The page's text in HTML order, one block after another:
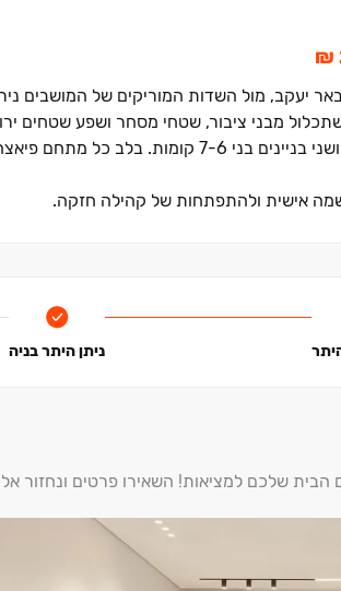
מבני ציבור, שטחי מסחר ושפע שטחים
הפרויקט כולל שני מתחמים, בכל מתחם מגדל בן ‏25 קומות
אישית ולהתפתחות של קהילה חזקה.
ניתן היתר בניה
הבית שלכם למציאות! השאירו פרטים ונחזור